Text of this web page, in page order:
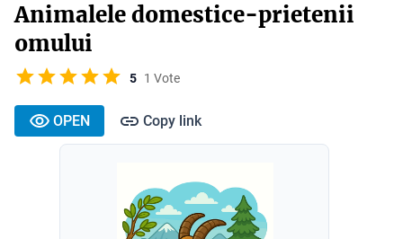
Animalele domestice-prietenii
omului
5 1 Vote
OPEN Copy link